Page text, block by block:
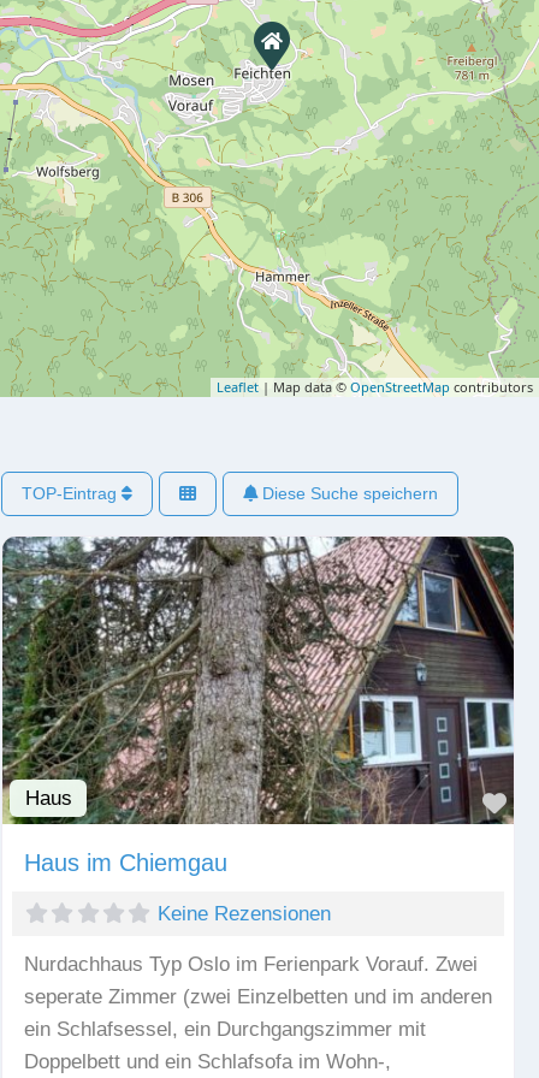
Leaflet | Map data © OpenStreetMap contributors
TOP-Eintrag Diese Suche speichern
Haus
Haus im Chiemgau
Keine Rezensionen
Nurdachhaus Typ Oslo im Ferienpark Vorauf. Zwei
seperate Zimmer (zwei Einzelbetten und im anderen
ein Schlafsessel, ein Durchgangszimmer mit
Doppelbett und ein Schlafsofa im Wohn-,